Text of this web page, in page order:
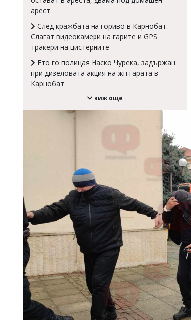
въвеждат
читателите
редакцията
отговорност
откриете
арест
След кражбата на гориво в Карнобат:
Слагат видеокамери на гарите и GPS
тракери на цистерните
Ето го полицая Наско Чурека, задържан
при дизеловата акция на жп гарата в
Карнобат
виж още